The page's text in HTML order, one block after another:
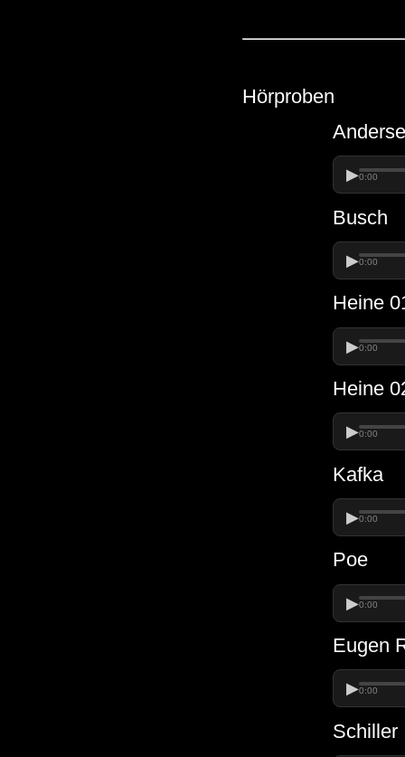
Hörproben
▶0:00
Busch
▶0:00
Heine
▶0:00
Heine
▶0:00
Kafka
▶0:00
Poe
▶0:00
Eugen
▶0:00
Schiller